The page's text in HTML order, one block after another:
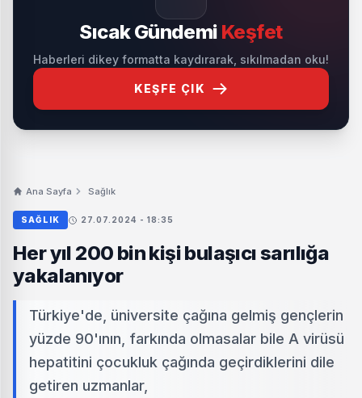
Sıcak Gündemi Keşfet
Haberleri dikey formatta kaydırarak, sıkılmadan oku!
KEŞFE ÇIK
Ana Sayfa Sağlık
SAĞLIK 27.07.2024 - 18:35
Her yıl 200 bin kişi bulaşıcı sarılığa
yakalanıyor
Türkiye'de, üniversite çağına gelmiş gençlerin
yüzde 90'ının, farkında olmasalar bile A virüsü
hepatitini çocukluk çağında geçirdiklerini dile
getiren uzmanlar,